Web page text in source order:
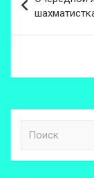
по
записям